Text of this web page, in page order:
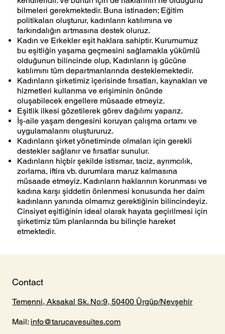
bilmeleri gerekmektedir. Buna istinaden; Eğitim
politikaları oluşturur, kadınların katılımına ve
farkındalığın artmasına destek oluruz.
Kadın ve Erkekler eşit haklara sahiptir. Kurumumuz
bu eşitliğin yaşama geçmesini sağlamakla yükümlü
olduğunun bilincinde olup, Kadınların iş gücüne
katılımını tüm departmanlarında desteklemektedir.
Kadınların şirketimiz içerisinde fırsatları, kaynakları ve
hizmetleri kullanma ve erişiminin önünde
oluşabilecek engellere müsaade etmeyiz.
Eşitlik ilkesi gözetilerek görev dağılımı yaparız.
İş-aile yaşam dengesini koruyan çalışma ortamı ve
uygulamalarını oluştururuz.
Kadınların şirket yönetiminde olmaları için gerekli
destekler sağlanır ve fırsatlar sunulur.
Kadınların hiçbir şekilde istismar, taciz, ayrımcılık,
zorlama, iftira vb. durumlara maruz kalmasına
müsaade etmeyiz. Kadınların haklarının korunması ve
kadına karşı şiddetin önlenmesi konusunda her daim
kadınların yanında olmamız gerektiğinin bilincindeyiz.
Cinsiyet eşitliğinin ideal olarak hayata geçirilmesi için
şirketimiz tüm planlarında bu bilinçle hareket
etmektedir.
Contact
Temenni, Aksakal Sk. No:9, 50400 Ürgüp/Nevşehir
Mail: info@tarucavesuites.com